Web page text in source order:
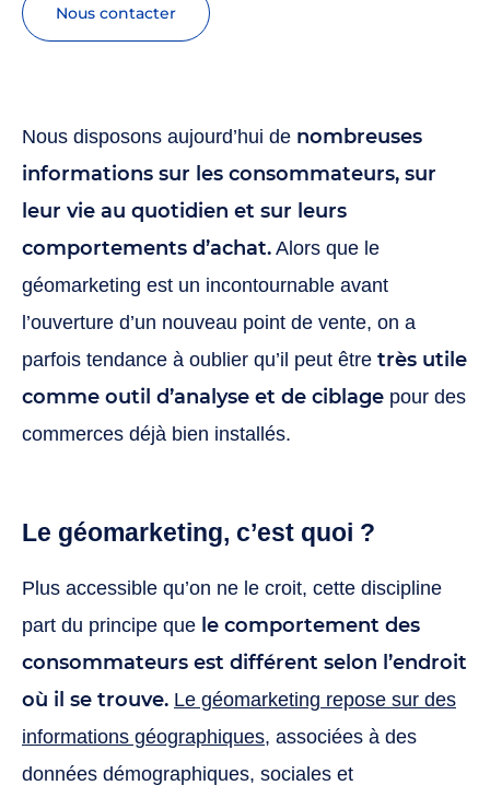
nous contacter
Nous disposons aujourd’hui de nombreuses
informations sur les consommateurs, sur
leur vie au quotidien et sur leurs
comportements d’achat. Alors que le
géomarketing est un incontournable avant
l’ouverture d’un nouveau point de vente, on a
parfois tendance à oublier qu’il peut être très utile
comme outil d’analyse et de ciblage pour des
commerces déjà bien installés.
Le géomarketing, c’est quoi ?
Plus accessible qu’on ne le croit, cette discipline
part du principe que le comportement des
consommateurs est différent selon l’endroit
où il se trouve. Le géomarketing repose sur des
informations géographiques, associées à des
données démographiques, sociales et